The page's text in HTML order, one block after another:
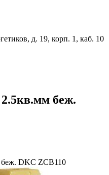
д. 19, корп. 1, каб. 10
беж.
DKC ZCB110